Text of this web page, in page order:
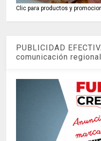
Clic para productos y
PUBLICIDAD
comunicación